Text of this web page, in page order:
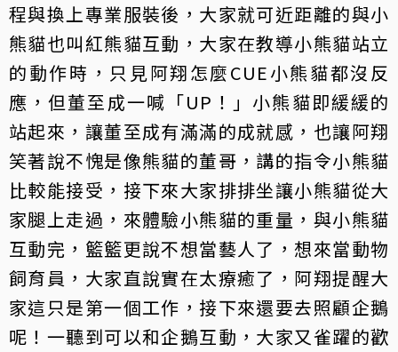
程與換上專業服裝後，大家就可近距離的與小
熊貓也叫紅熊貓互動，大家在教導小熊貓站立
的動作時，只見阿翔怎麼CUE小熊貓都沒反
應，但董至成一喊「UP！」小熊貓即緩緩的
站起來，讓董至成有滿滿的成就感，也讓阿翔
笑著說不愧是像熊貓的董哥，講的指令小熊貓
比較能接受，接下來大家排排坐讓小熊貓從大
家腿上走過，來體驗小熊貓的重量，與小熊貓
互動完，籃籃更說不想當藝人了，想來當動物
飼育員，大家直說實在太療癒了，阿翔提醒大
家這只是第一個工作，接下來還要去照顧企鵝
呢！一聽到可以和企鵝互動，大家又雀躍的歡